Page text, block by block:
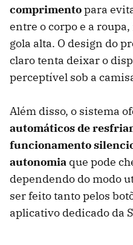
comprimentopara
entre o corpo e a
gola alta. O design do
claro tenta deixar o
perceptível sob a
Além disso, o sistema
automáticos de
funcionamento
autonomia que pode
dependendo do modo
ser feito tanto pelos
aplicativo dedicado da